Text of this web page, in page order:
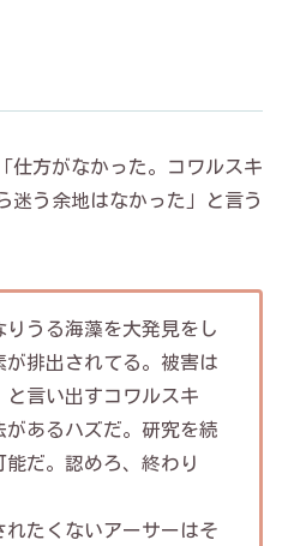
仕方がなかった。コワルスキ
迷う余地はなかった」と言う
うる海藻を大発見をし
排出されてる。被害は
言い出すコワルスキ
あるハズだ。研究を続
だ。認めろ、終わり
たくないアーサーはそ